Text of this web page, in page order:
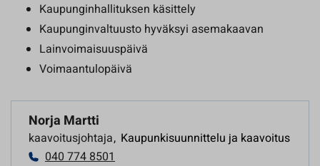
Kaupunginhallituksen käsittely
Kaupunginvaltuusto hyväksyi asemakaavan
Lainvoimaisuuspäivä
Voimaantulopäivä
Norja Martti
kaavoitusjohtaja, Kaupunkisuunnittelu ja kaavoitus
040 774 8501